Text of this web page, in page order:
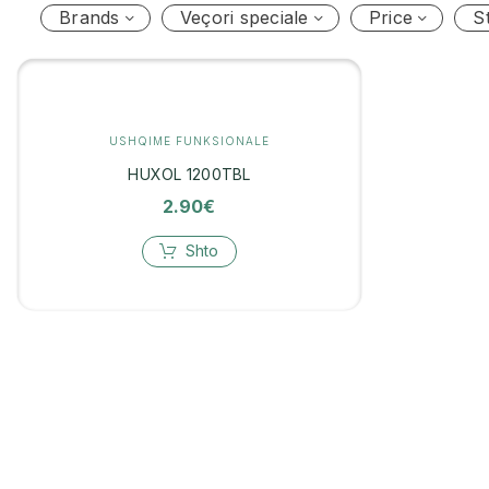
Brands Veçori speciale Price
USHQIME FUNKSIONALE
HUXOL 1200TBL
2.90€
Shto